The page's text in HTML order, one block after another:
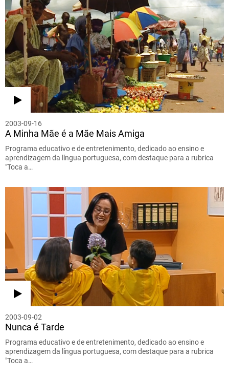
2003-09-16
A Minha Mãe é a Mãe Mais Amiga
Programa educativo e de entretenimento, dedicado ao ensino e
aprendizagem da língua portuguesa, com destaque para a rubrica
"Toca a…
2003-09-02
Nunca é Tarde
Programa educativo e de entretenimento, dedicado ao ensino e
aprendizagem da língua portuguesa, com destaque para a rubrica
"Toca a…